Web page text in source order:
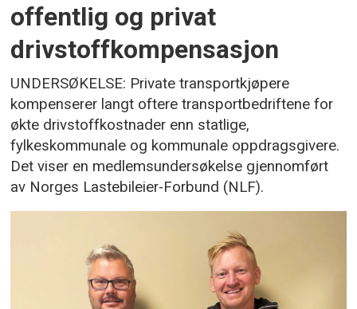
offentlig og privat
drivstoffkompensasjon
UNDERSØKELSE: Private transportkjøpere
kompenserer langt oftere transportbedriftene for
økte drivstoffkostnader enn statlige,
fylkeskommunale og kommunale oppdragsgivere.
Det viser en medlemsundersøkelse gjennomført
av Norges Lastebileier-Forbund (NLF).